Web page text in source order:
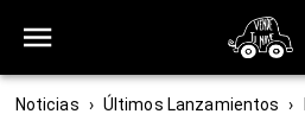
Noticias › Últimos Lanzamientos ›